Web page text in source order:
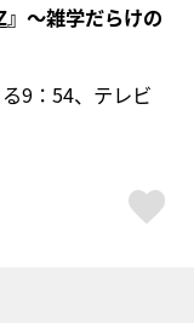
』〜雑学だらけの
9：54、テレビ